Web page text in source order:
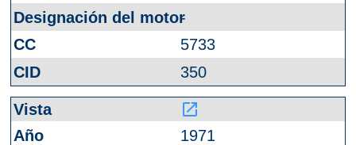
-
5733
350
launch
1971